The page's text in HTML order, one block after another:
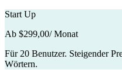
Start Up
Ab $299,00/ Monat
Für 20 Benutzer. Steigender
Wörtern.